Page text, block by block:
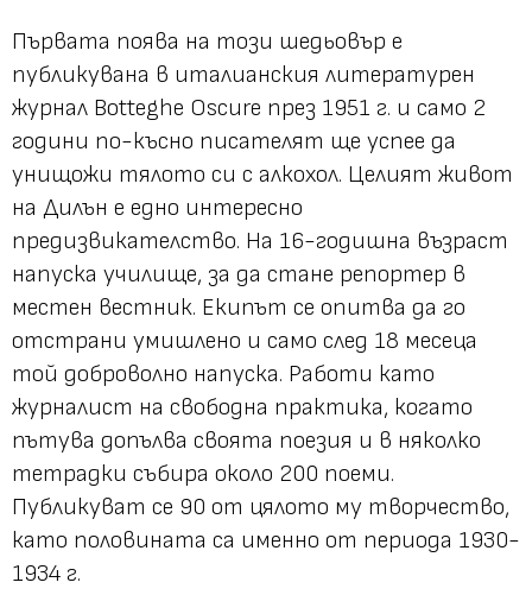
Първата поява на този шедьовър е
публикувана в италианския литературен
журнал Botteghe Oscure през 1951 г. и само 2
години по-късно писателят ще успее да
унищожи тялото си с алкохол. Целият живот
на Дилън е едно интересно
предизвикателство. На 16-годишна възраст
напуска училище, за да стане репортер в
местен вестник. Екипът се опитва да го
отстрани умишлено и само след 18 месеца
той доброволно напуска. Работи като
журналист на свободна практика, когато
пътува допълва своята поезия и в няколко
тетрадки събира около 200 поеми.
Публикуват се 90 от цялото му творчество,
като половината са именно от периода 1930-
1934 г.